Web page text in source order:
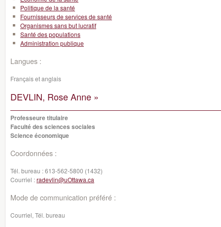
Politique de la santé
Fournisseurs de services de santé
Organismes sans but lucratif
Santé des populations
Administration publique
Langues :
Français et anglais
DEVLIN, Rose Anne »
Professeure titulaire
Faculté des sciences sociales
Science économique
Coordonnées :
Tél. bureau :613-562-5800 (1432)
Courriel :radevlin@uOttawa.ca
Mode de communication préféré :
Courriel, Tél. bureau